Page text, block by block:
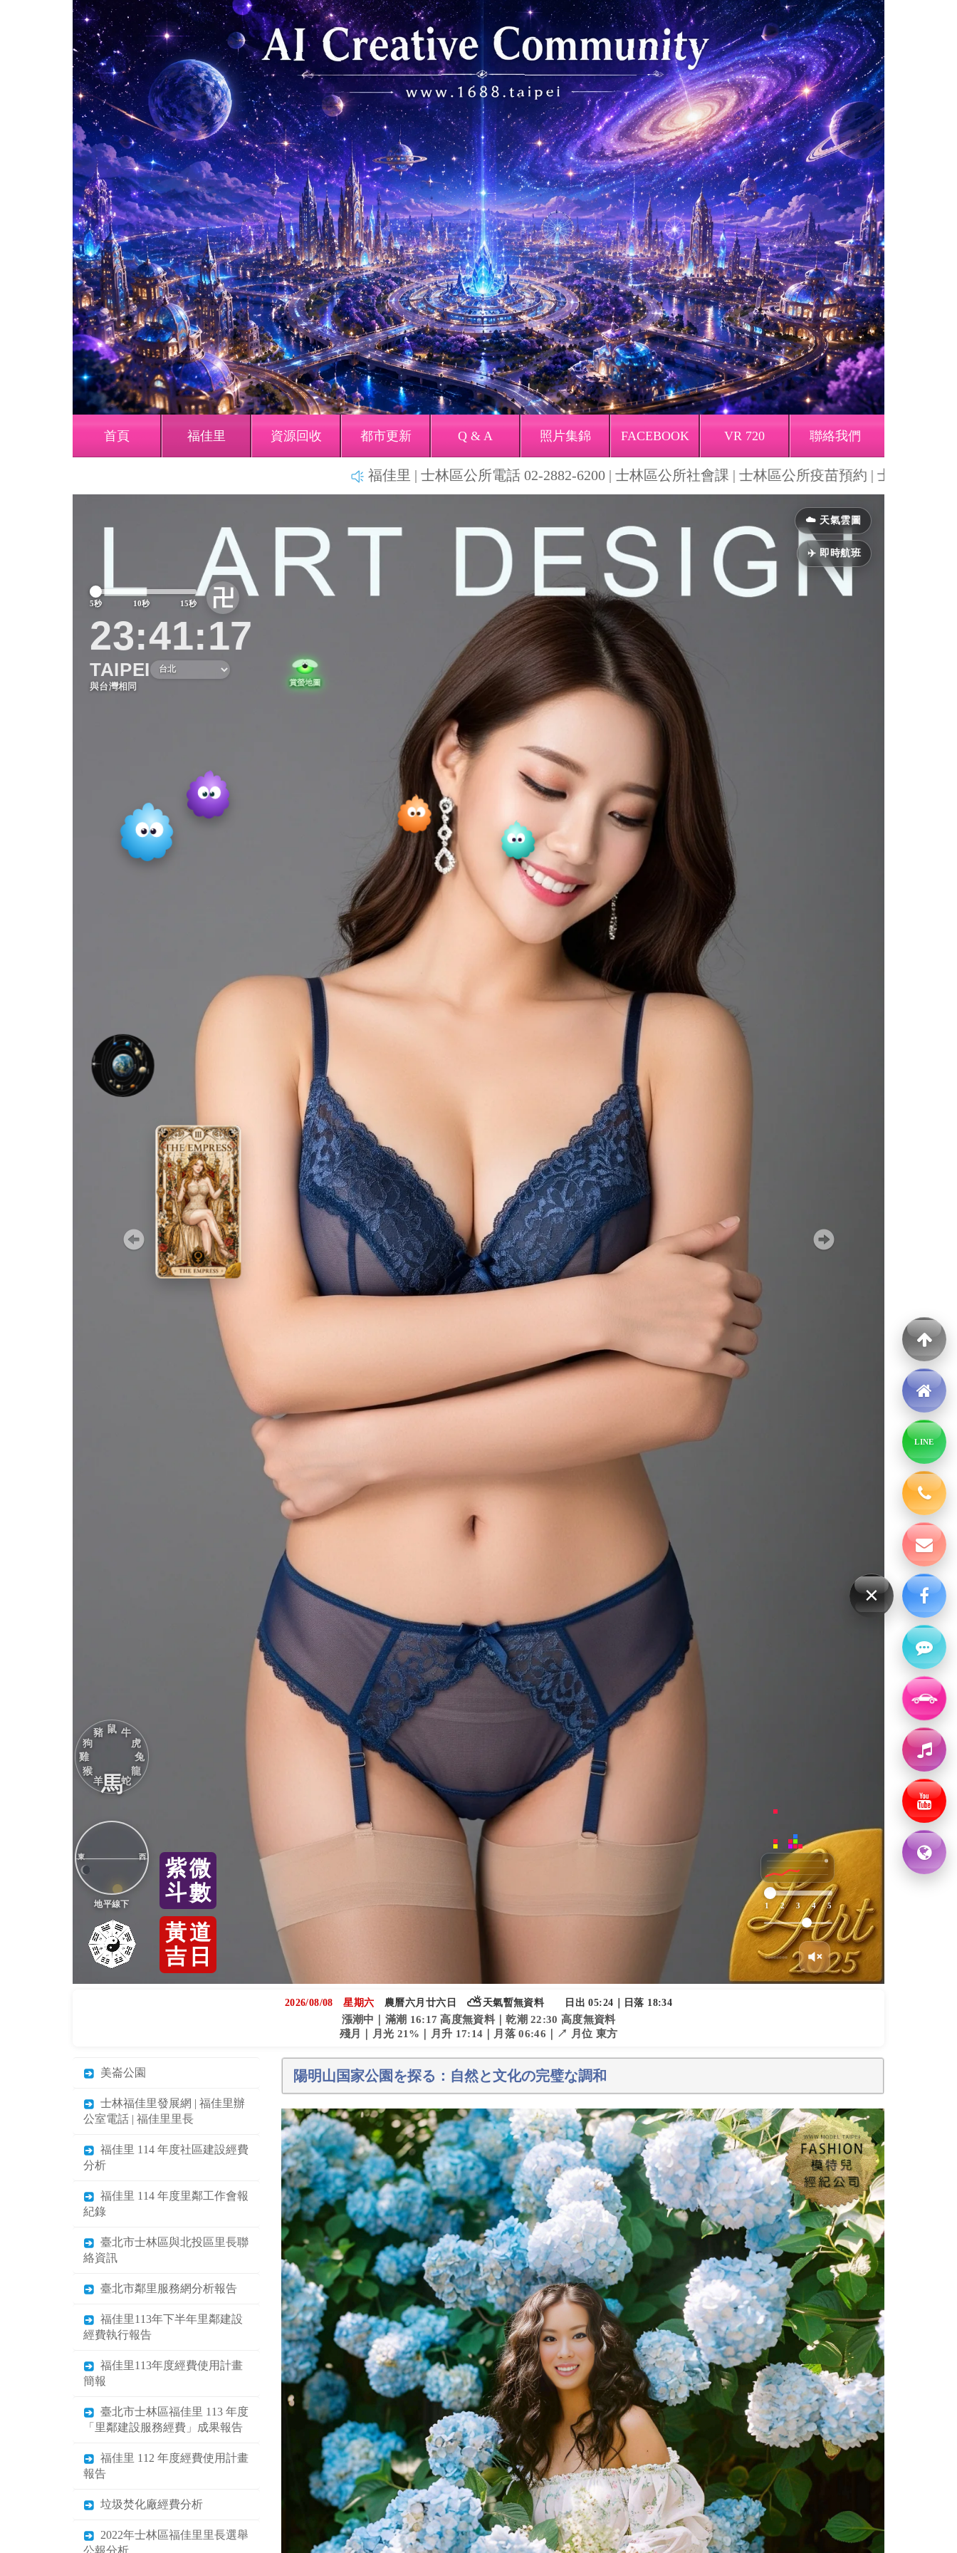
首頁 福佳里 資源回收 都市更新 Q & A 照片集錦 FACEBOOK VR 720 聯絡我們
福佳里 | 士林區公所電話 02-2882-6200 | 士林區公所社會課 | 士林區公所疫苗預約 | 士林區公所兵役
☁️ 天氣雲圖
✈️ 即時航班
紫微
斗數
黃道
吉 日
1 2 3 4 5
5秒 10秒 15秒 卍
23:41:20
TAIPEI
與台灣相同
鼠 牛
虎
兔
龍
蛇
馬
羊
猴
雞
狗
豬
東 西
地平線下
Next
2026/08/08 星期六 農曆六月廿六日 ⛅天氣暫無資料 日出 05:24｜日落 18:34
漲潮中｜滿潮 16:17 高度無資料｜乾潮 22:30 高度無資料
殘月｜月光 21%｜月升 17:14｜月落 06:46｜↗ 月位 東方
美崙公園
士林福佳里發展網 | 福佳里辦
公室電話 | 福佳里里長
福佳里 114 年度社區建設經費
分析
福佳里 114 年度里鄰工作會報
紀錄
臺北市士林區與北投區里長聯
絡資訊
臺北市鄰里服務網分析報告
福佳里113年下半年里鄰建設
經費執行報告
福佳里113年度經費使用計畫
簡報
臺北市士林區福佳里 113 年度
「里鄰建設服務經費」成果報告
福佳里 112 年度經費使用計畫
報告
垃圾焚化廠經費分析
2022年士林區福佳里里長選舉
公報分析
陽明山国家公園を探る：自然と文化の完璧な調和
LINE
×